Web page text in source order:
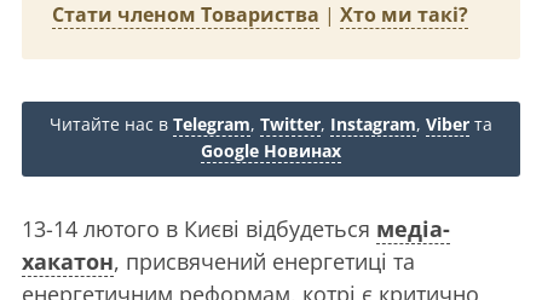
Стати членом Товариства | Хто ми такі?
Читайте нас в Telegram, Twitter, Instagram, Viber та
Google Новинах
13-14 лютого в Києві відбудеться медіа-
хакатон, присвячений енергетиці та
енергетичним реформам, котрі є критично